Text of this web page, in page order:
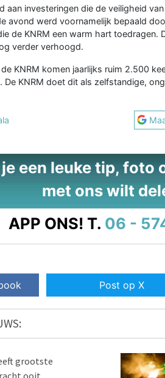
aan investeringen die de veiligheid
avond werd voornamelijk bepaald
de KNRM een warm hart toedragen.
verder verhoogd.
KNRM komen jaarlijks ruim 2.500
De KNRM doet dit als zelfstandige,
een leuke tip, foto
met ons wilt
APP ONS! T. 06 -
Post op X
grootste